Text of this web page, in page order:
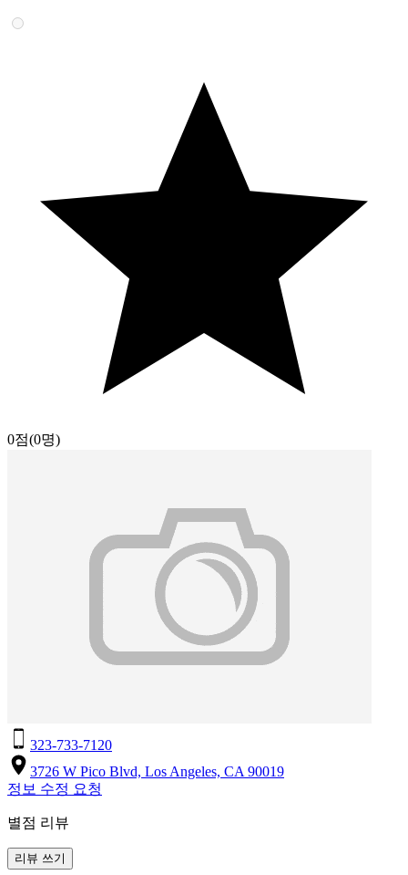
0점(0명)
323-733-7120
3726 W Pico Blvd, Los Angeles, CA 90019
정보 수정 요청
별점 리뷰
리뷰 쓰기